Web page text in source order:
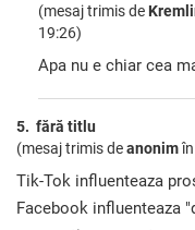
(mesaj trimis de
19:26)
Apa nu e chiar cea
5. fără titlu
(mesaj trimis deanonim
Tik-Tok influenteaza
Facebook influenteaza